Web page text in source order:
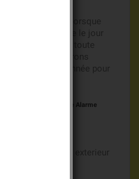
s'engage !!!
, lorsque
votre commande le jour
jours fériés) pour toute
nous assurons
toute l'année pour
4Ahpour la Gamme Alarme
pour détecteur exterieur